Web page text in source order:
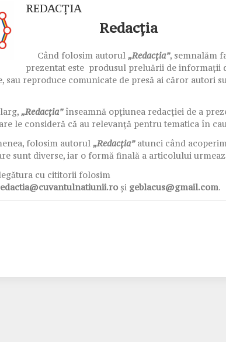
REDACȚIA
Redacția
Când folosim autorul „Redacția”, semnalăm
prezentat este produsul preluării de informații
sau reproduce comunicate de presă ai căror autori
„Redacția”înseamnă opțiunea redacției de a
le consideră că au relevanță pentru tematica în
folosim autorul „Redacția”atunci când
sunt diverse, iar o formă finală a articolului
cu cititorii folosim
și geblacus@gmail.com.